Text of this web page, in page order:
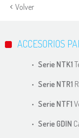
Volver
ACCESORIOS
Serie NTK1
Serie NTR1
Serie NTF1
Serie GDIN